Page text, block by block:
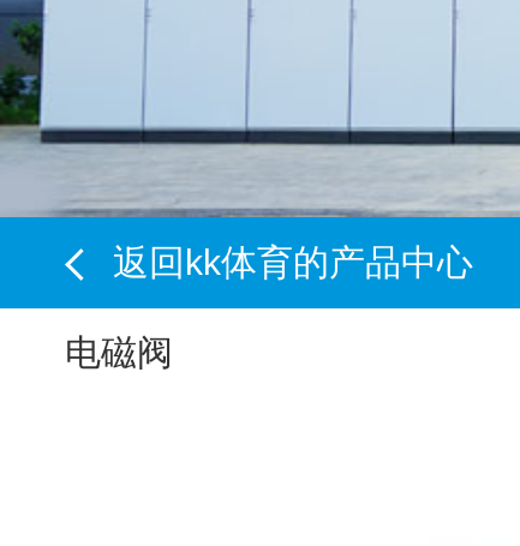
返回kk体育的产品中心
电磁阀